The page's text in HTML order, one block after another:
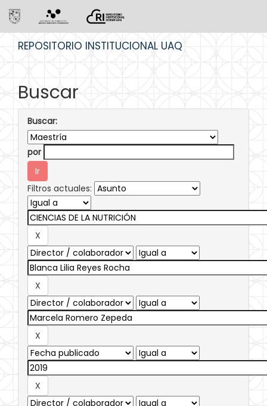
REPOSITORIO INSTITUCIONAL UAQ
Buscar
Buscar:
por
Filtros actuales: